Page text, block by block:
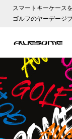
スマートキーケース
ゴルフのヤーデージ